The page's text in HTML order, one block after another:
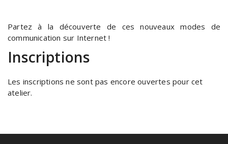
Partez à la découverte de ces nouveaux modes de
communication sur Internet !
Inscriptions
Les inscriptions ne sont pas encore ouvertes pour cet
atelier.